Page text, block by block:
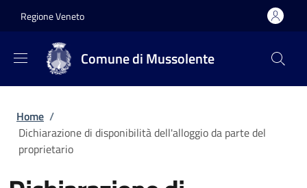
Regione Veneto
Comune di Mussolente
Briciole di pane
Home /
Dichiarazione di disponibilità dell'alloggio da parte del
proprietario